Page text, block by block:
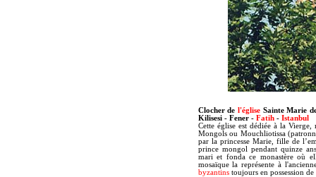
Clocher de l'égliseSainte Marie
Kilisesi - Fener - Fatih- Istanbul
Cette église est dédiée à la
Mongols ou Mouchliotissa
par la princesse Marie, fille de
prince mongol pendant quinze
mari et fonda ce monastère où
mosaïque la représente à
byzantinstoujours en possession